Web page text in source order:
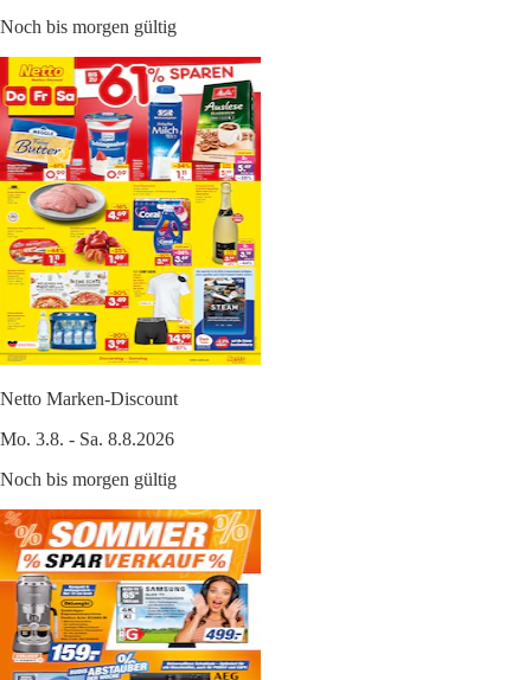
Noch bis morgen gültig
Netto Marken-Discount
Mo. 3.8. - Sa. 8.8.2026
Noch bis morgen gültig